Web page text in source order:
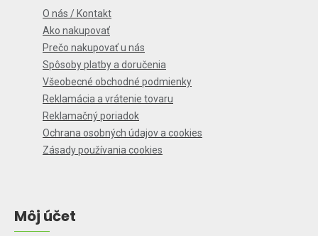
O nás / Kontakt
Ako nakupovať
Prečo nakupovať u nás
Spôsoby platby a doručenia
Všeobecné obchodné podmienky
Reklamácia a vrátenie tovaru
Reklamačný poriadok
Ochrana osobných údajov a cookies
Zásady používania cookies
Môj účet